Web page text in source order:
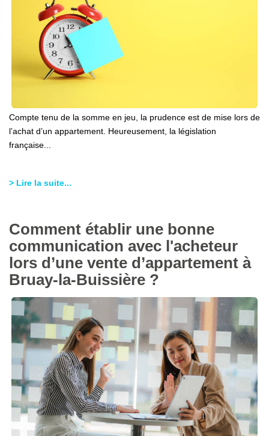
Compte tenu de la somme en jeu, la prudence est de mise lors de
l’achat d’un appartement. Heureusement, la législation
française...
> Lire la suite...
Comment établir une bonne
communication avec l'acheteur
lors d’une vente d’appartement à
Bruay-la-Buissière ?